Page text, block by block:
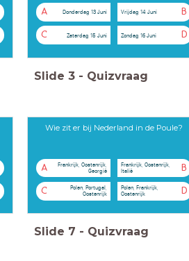
A Donderdag 13 Juni B
Vrijdag 14 Juni
C Zaterdag 15 Juni D
Zondag 16 Juni
Slide 3 - Quizvraag
Wie zit er bij Nederland in de Poule?
A
Frankrijk, Oostenrijk,
Georgië
B
Frankrijk, Oostenrijk,
Italië
C
Polen, Portugal,
Oostenrijk
D
Polen, Frankrijk,
Oostenrijk
Slide 7 - Quizvraag